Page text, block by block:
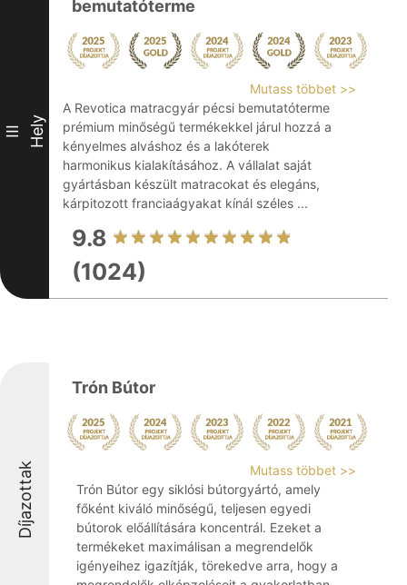
III Hely
bemutatóterme
Mutass többet >>
A Revotica matracgyár pécsi bemutatóterme
prémium minőségű termékekkel járul hozzá a
kényelmes alváshoz és a lakóterek
harmonikus kialakításához. A vállalat saját
gyártásban készült matracokat és elegáns,
kárpitozott franciaágyakat kínál széles ...
9.8
(1024)
Díjazottak
Trón Bútor
Mutass többet >>
Trón Bútor egy siklósi bútorgyártó, amely
főként kiváló minőségű, teljesen egyedi
bútorok előállítására koncentrál. Ezeket a
termékeket maximálisan a megrendelők
igényeihez igazítják, törekedve arra, hogy a